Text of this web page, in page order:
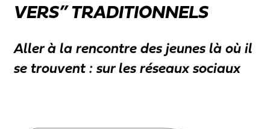
VERS” TRADITIONNELS
Aller à la rencontre des jeunes là où il
se trouvent : sur les réseaux sociaux